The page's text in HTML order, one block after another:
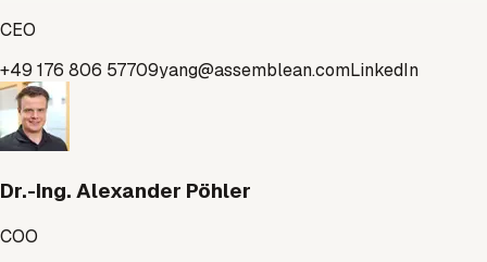
CEO
+49 176 806 57709yang@assemblean.comLinkedIn
Dr.-Ing. Alexander Pöhler
COO